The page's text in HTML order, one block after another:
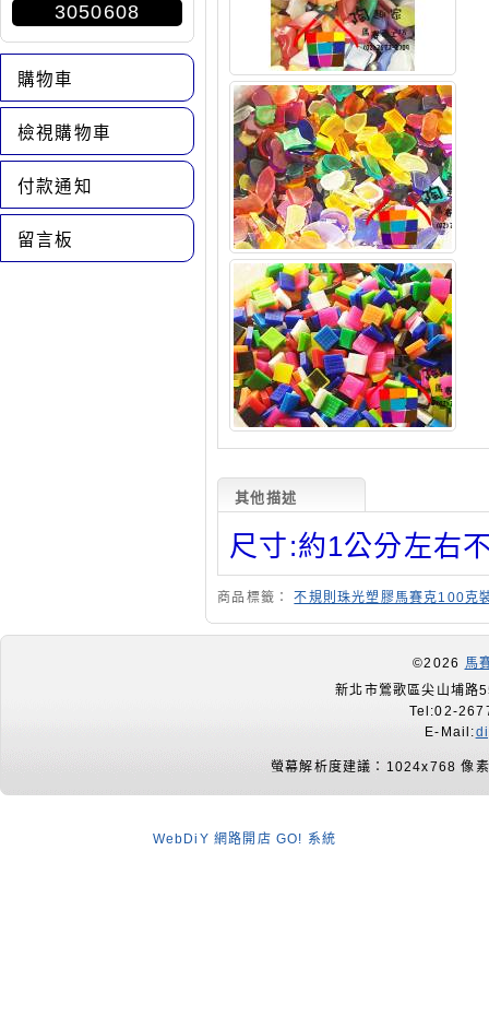
3050608
購物車
檢視購物車
付款通知
留言板
其他描述
尺寸:約1公分左右
商品標籤：不規則珠光塑膠馬賽克100克
©2026 馬
新北市鶯歌區尖山埔路
Tel:02-
E-Mail:
螢幕解析度建議：1024x768 像
WebDiY 網路開店 GO! 系統